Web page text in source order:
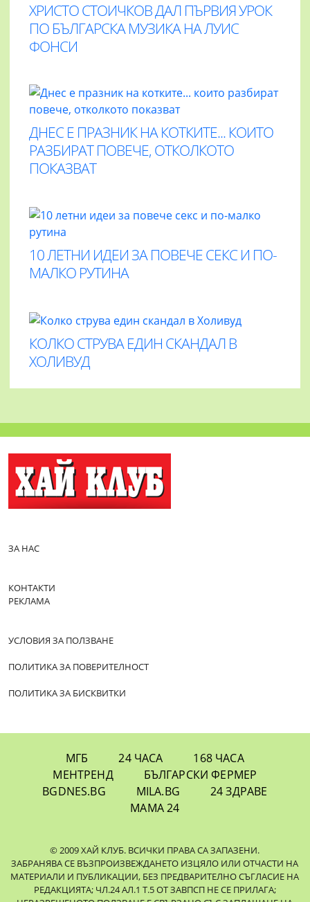
ХРИСТО СТОИЧКОВ ДАЛ ПЪРВИЯ УРОК
ПО БЪЛГАРСКА МУЗИКА НА ЛУИС
ФОНСИ
ДНЕС Е ПРАЗНИК НА КОТКИТЕ... КОИТО
РАЗБИРАТ ПОВЕЧЕ, ОТКОЛКОТО
ПОКАЗВАТ
10 ЛЕТНИ ИДЕИ ЗА ПОВЕЧЕ СЕКС И ПО-
МАЛКО РУТИНА
КОЛКО СТРУВА ЕДИН СКАНДАЛ В
ХОЛИВУД
ЗА НАС
КОНТАКТИ
РЕКЛАМА
УСЛОВИЯ ЗА ПОЛЗВАНЕ
ПОЛИТИКА ЗА ПОВЕРИТЕЛНОСТ
ПОЛИТИКА ЗА БИСКВИТКИ
МГБ 24 ЧАСА
168 ЧАСА
МЕНТРЕНД
БЪЛГАРСКИ ФЕРМЕР
BGDNES.BG
MILA.BG
24 ЗДРАВЕ
МАМА 24
© 2009 ХАЙ КЛУБ. ВСИЧКИ ПРАВА СА ЗАПАЗЕНИ.
ЗАБРАНЯВА СЕ ВЪЗПРОИЗВЕЖДАНЕТО ИЗЦЯЛО ИЛИ ОТЧАСТИ НА
МАТЕРИАЛИ И ПУБЛИКАЦИИ, БЕЗ ПРЕДВАРИТЕЛНО СЪГЛАСИЕ НА
РЕДАКЦИЯТА; ЧЛ.24 АЛ.1 Т.5 ОТ ЗАВПСП НЕ СЕ ПРИЛАГА;